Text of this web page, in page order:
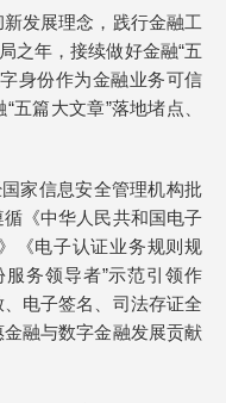
发展理念，践行金融工
之年，接续做好金融“五
身份作为金融业务可信
篇大文章”落地堵点、
家信息安全管理机构批
《中华人民共和国电子
《电子认证业务规则规
务领导者”示范引领作
电子签名、司法存证全
融与数字金融发展贡献